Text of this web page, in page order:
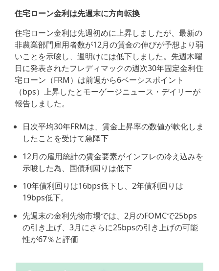
住宅ローン金利は先週末に方向転換
住宅ローン金利は先週初めに上昇しましたが、最新の
非農業部門雇用者数が12月の賃金の伸びが予想より弱
いことを示唆し、週明けには低下しました。先週木曜
日に発表されたフレディマックの週次30年固定金利住
宅ローン（FRM）は前週から6ベーシスポイント
（bps）上昇したとモーゲージニュース・デイリーが
報告しました。
日次平均30年FRMは、賃金上昇率の数値が軟化しま
したことを受けて急降下
12月の雇用統計の賃金要素がインフレの冷え込みを
示唆した為、国債利回りは低下
10年債利回りは16bps低下し、2年債利回りは
19bps低下。
先週末の金利先物市場では、2月のFOMCで25bps
の引き上げ、3月にさらに25bpsの引き上げの可能
性が67％と評価